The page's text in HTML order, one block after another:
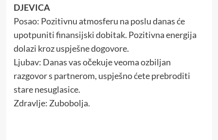
DJEVICA
Posao: Pozitivnu atmosferu na poslu danas će
upotpuniti finansijski dobitak. Pozitivna energija
dolazi kroz uspješne dogovore.
Ljubav: Danas vas očekuje veoma ozbiljan
razgovor s partnerom, uspješno ćete prebroditi
stare nesuglasice.
Zdravlje: Zubobolja.